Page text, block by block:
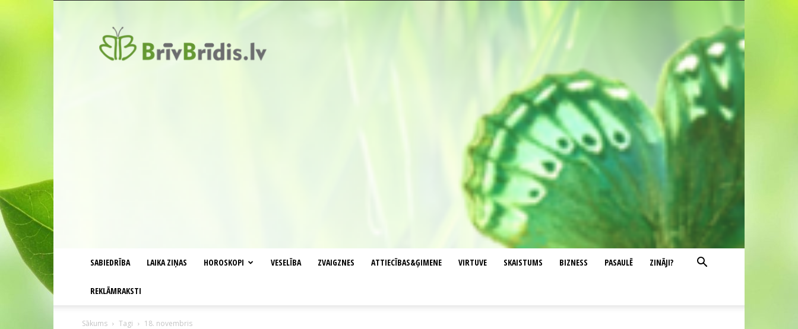
SABIEDRĪBA LAIKA ZIŅAS HOROSKOPI VESELĪBA ZVAIGZNES ATTIECĪBAS&ĢIMENE VIRTUVE SKAISTUMS BIZNESS PASAULĒ ZINĀJI?
REKLĀMRAKSTI
Sākums Tagi 18. novembris